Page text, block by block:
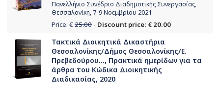
Πανελλήνιο Συνέδριο Διαδημοτικής Συνεργασίας,
Θεσσαλονίκη, 7-9 Νοεμβρίου 2021
Price: € 25.00 - Discount price: € 20.00
Τακτικά Διοικητικά Δικαστήρια
Θεσσαλονίκης/Δήμος Θεσσαλονίκης/Ε.
Πρεβεδούρου..., Πρακτικά ημερίδων για τα
άρθρα του Κώδικα Διοικητικής
Διαδικασίας, 2020